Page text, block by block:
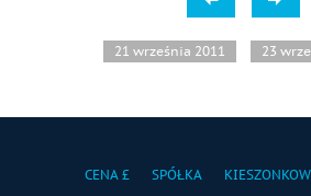
21 września 2011 23
CENA £ SPÓŁKA